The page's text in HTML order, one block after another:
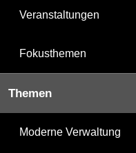
Veranstaltungen
Fokusthemen
Themen
Moderne Verwaltung